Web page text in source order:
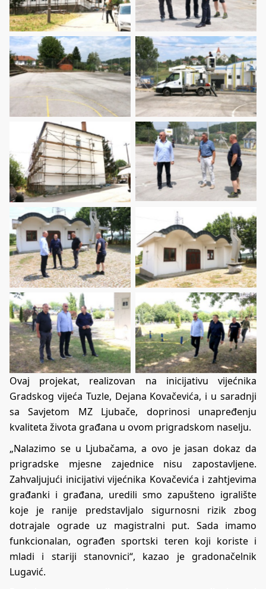
Ovaj projekat, realizovan na inicijativu vijećnika
Gradskog vijeća Tuzle, Dejana Kovačevića, i u saradnji
sa Savjetom MZ Ljubače, doprinosi unapređenju
kvaliteta života građana u ovom prigradskom naselju.
„Nalazimo se u Ljubačama, a ovo je jasan dokaz da
prigradske mjesne zajednice nisu zapostavljene.
Zahvaljujući inicijativi vijećnika Kovačevića i zahtjevima
građanki i građana, uredili smo zapušteno igralište
koje je ranije predstavljalo sigurnosni rizik zbog
dotrajale ograde uz magistralni put. Sada imamo
funkcionalan, ograđen sportski teren koji koriste i
mladi i stariji stanovnici“, kazao je gradonačelnik
Lugavić.